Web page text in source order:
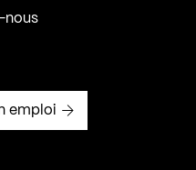
nous
emploi